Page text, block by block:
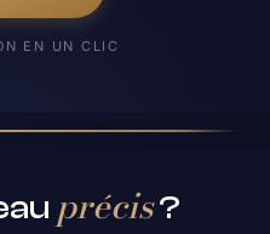
EN UN CLIC
précis?